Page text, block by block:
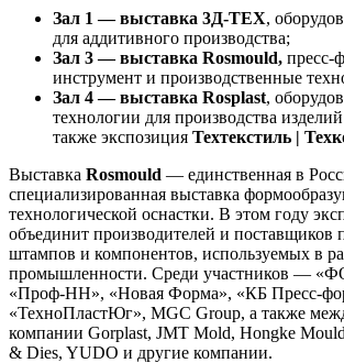
Зал 1 — выставка 3Д-ТЕХ,
для аддитивного производства;
Зал 3 — выставка Rosmould,
инструмент и производственные
Зал 4 — выставка Rosplast,
технологии для производства
также экспозиция Техтекстиль |
Выставка Rosmould — единственная в
специализированная выставка
технологической оснастки. В этом году
объединит производителей и поставщиков
штампов и компонентов, используемых в
промышленности. Среди участников —
«Проф-НН», «Новая Форма», «КБ Пресс-
«ТехноПластЮг», MGC Group, а также
компании Gorplast, JMT Mold, Hongke
& Dies, YUDO и другие компании.